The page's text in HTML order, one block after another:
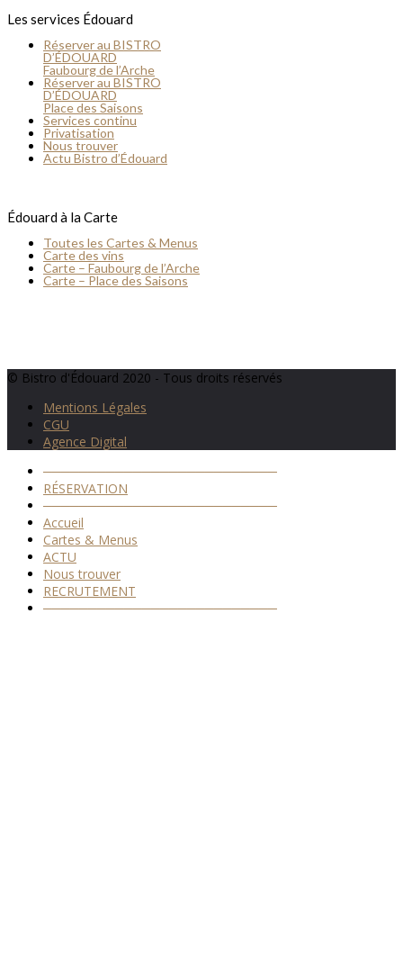
Les services Édouard
Réserver au BISTRO
D’ÉDOUARD
Faubourg de l’Arche
Réserver au BISTRO
D’ÉDOUARD
Place des Saisons
Services continu
Privatisation
Nous trouver
Actu Bistro d’Édouard
Édouard à la Carte
Toutes les Cartes & Menus
Carte des vins
Carte – Faubourg de l’Arche
Carte – Place des Saisons
© Bistro d'Édouard 2020 - Tous droits réservés
Mentions Légales
CGU
Agence Digital
──────────────────────────
RÉSERVATION
──────────────────────────
Accueil
Cartes & Menus
ACTU
Nous trouver
RECRUTEMENT
──────────────────────────